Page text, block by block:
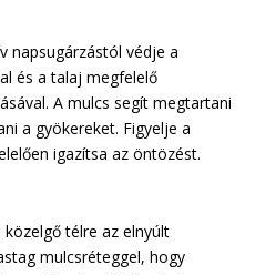
napsugárzástól védje a
és a talaj megfelelő
A mulcs segít megtartani
a gyökereket. Figyelje a
igazítsa az öntözést.
télre az elnyúlt
mulcsréteggel, hogy